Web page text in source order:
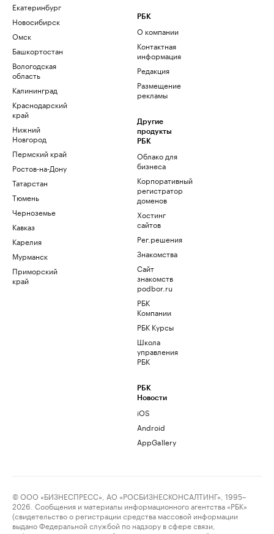
Екатеринбург
Новосибирск
Омск
Башкортостан
Вологодская
область
Калининград
Краснодарский
край
Нижний
Новгород
Пермский край
Ростов-на-Дону
Татарстан
Тюмень
Черноземье
Кавказ
Карелия
Мурманск
Приморский
край
РБК
О компании
Контактная
информация
Редакция
Размещение
рекламы
Другие
продукты
РБК
Облако для
бизнеса
Корпоративный
регистратор
доменов
Хостинг
сайтов
Рег.решения
Знакомства
Сайт
знакомств
podbor.ru
РБК
Компании
РБК Курсы
Школа
управления
РБК
РБК
Новости
iOS
Android
AppGallery
© ООО «БИЗНЕСПРЕСС», АО «РОСБИЗНЕСКОНСАЛТИНГ», 1995–
2026. Сообщения и материалы информационного агентства «РБК»
(свидетельство о регистрации средства массовой информации
выдано Федеральной службой по надзору в сфере связи,